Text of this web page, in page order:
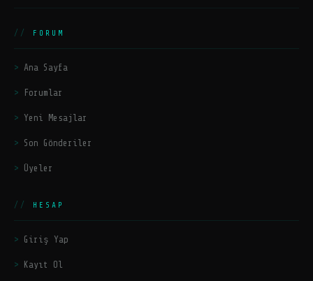
FORUM
Ana Sayfa
Forumlar
Yeni Mesajlar
Son Gönderiler
Üyeler
HESAP
Giriş Yap
Kayıt Ol